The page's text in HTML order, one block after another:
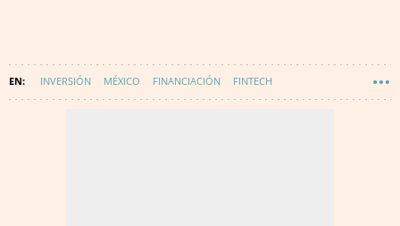
INVERSIÓN MÉXICO FINANCIACIÓN FINTECH